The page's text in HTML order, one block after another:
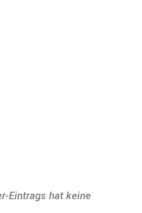
Eintrags hat keine